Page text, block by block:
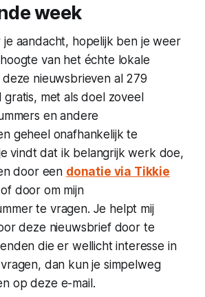
week
aandacht, hopelijk ben je weer
van het échte lokale
deze nieuwsbrieven al 279
gratis, met als doel zoveel
en andere
geheel onafhankelijk te
vindt dat ik belangrijk werk doe,
door een donatie via Tikkie
of door om mijn
te vragen. Je helpt mij
deze nieuwsbrief door te
die er wellicht interesse in
dan kun je simpelweg
op deze e-mail.